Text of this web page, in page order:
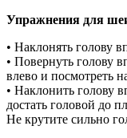
Упражнения для
• Наклонять голову
• Повернуть голову
влево и посмотреть
• Наклонить голову
достать головой до
Не крутите сильно